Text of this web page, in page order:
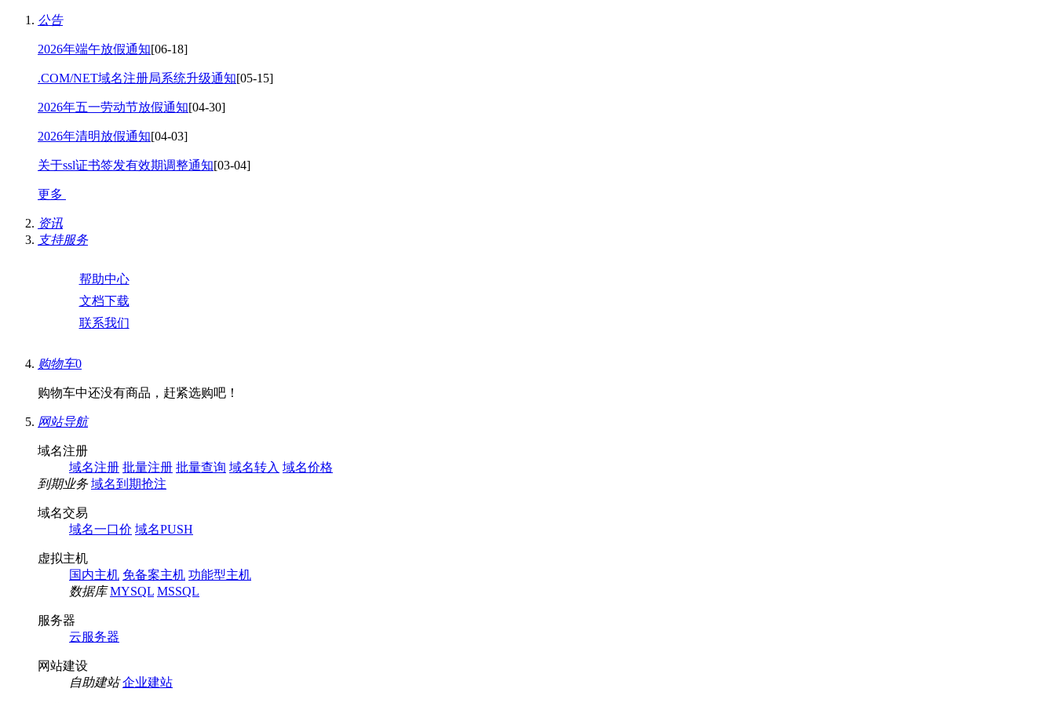
公告
2026年端午放假通知[06-18]
.COM/NET域名注册局系统升级通知[05-15]
2026年五一劳动节放假通知[04-30]
2026年清明放假通知[04-03]
关于ssl证书签发有效期调整通知[03-04]
更多
资讯
支持服务
帮助中心
文档下载
联系我们
购物车0
购物车中还没有商品，赶紧选购吧！
网站导航
域名注册
域名注册 批量注册 批量查询 域名转入 域名价格
到期业务 域名到期抢注
域名交易
域名一口价 域名PUSH
虚拟主机
国内主机 免备案主机 功能型主机
数据库 MYSQL MSSQL
服务器
云服务器
网站建设
自助建站 企业建站